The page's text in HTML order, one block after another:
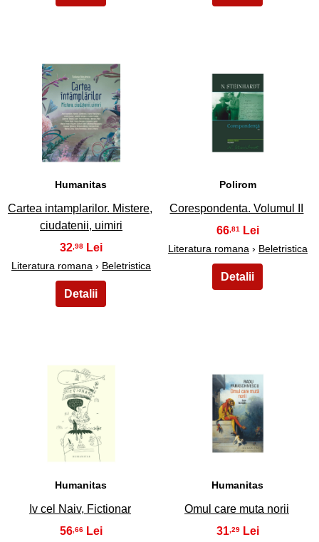
43
Humanitas
Cartea intamplarilor. Mistere,
ciudatenii, uimiri
32 ,98
Literatura romana › Beletristica
44
Polirom
Corespondenta. Volumul II
66,81
Literatura romana › Beletristica
45
Humanitas
Iv cel Naiv, Fictionar
56,66
46
Humanitas
Omul care muta norii
31 ,29